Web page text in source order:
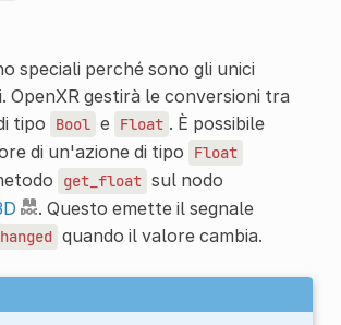
speciali perché sono gli unici
OpenXR gestirà le conversioni tra
tipo
Bool e Float . È possibile
di un'azione di tipo
Float
get_float sul nodo
. Questo emette il segnale
quando il valore cambia.